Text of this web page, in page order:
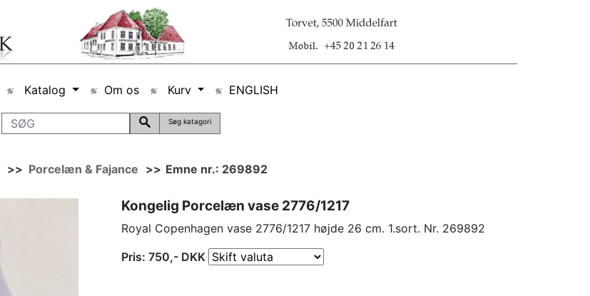
Katalog Om os Kurv ENGLISH
Søg katagori
>> Porcelæn & Fajance >> Emne nr.: 269892
Kongelig Porcelæn vase 2776/1217
Royal Copenhagen vase 2776/1217 højde 26 cm. 1.sort. Nr. 269892
Pris: 750,- DKK